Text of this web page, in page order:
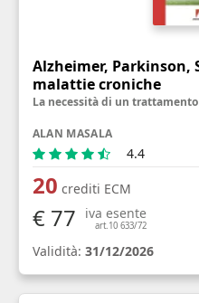
Alzheimer, Parkinson,
malattie croniche
ALAN MASALA
4.4
20 crediti ECM
€ 77 iva esente
art.10 633/72
Validità: 31/12/2026